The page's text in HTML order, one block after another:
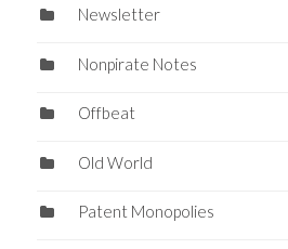
Newsletter
Nonpirate Notes
Offbeat
Old World
Patent Monopolies